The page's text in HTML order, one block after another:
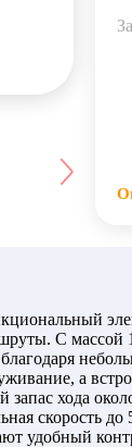
С массой
а
хода
скорость до
удобный